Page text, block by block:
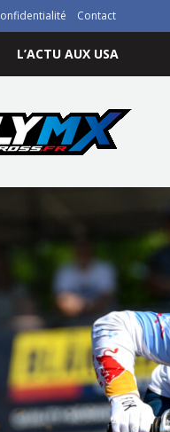
Contact
L’ACTU AUX USA